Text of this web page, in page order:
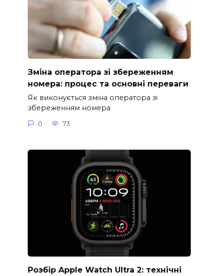
Зміна оператора зі збереженням
номера: процес та основні переваги
Як виконується зміна оператора зі
збереженням номера
0 73
Розбір Apple Watch Ultra 2: технічні